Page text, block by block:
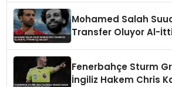
Mohamed Salah
Transfer Oluyor Al-
Fenerbahçe Sturm
İngiliz Hakem Chris